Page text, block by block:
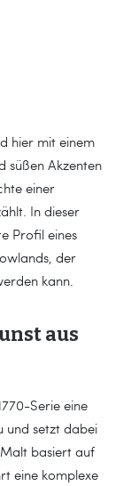
hier mit einem
süßen Akzenten
einer
In dieser
Profil eines
der
kann.
aus
Serie eine
und setzt dabei
basiert auf
eine komplexe